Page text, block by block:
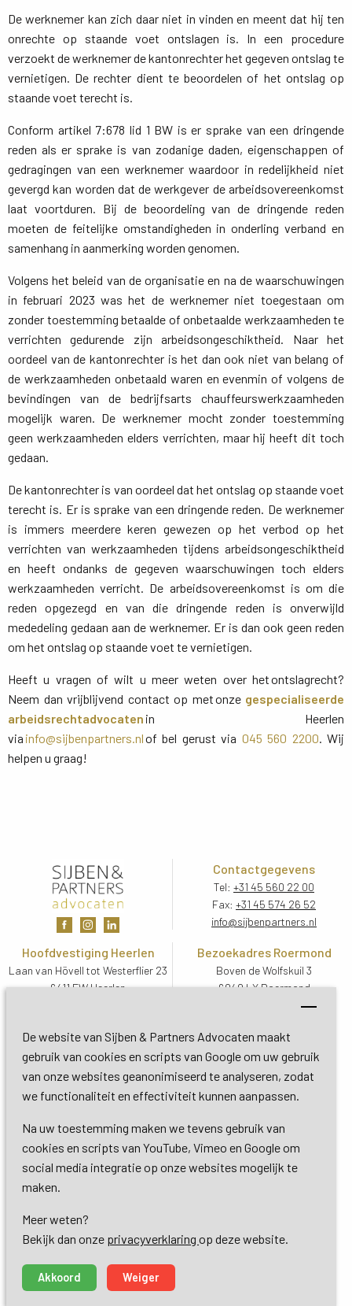
De website van Sijben & Partners Advocaten maakt
gebruik van cookies en scripts van Google om uw gebruik
van onze websites geanonimiseerd te analyseren, zodat
we functionaliteit en effectiviteit kunnen aanpassen.
Na uw toestemming maken we tevens gebruik van
cookies en scripts van YouTube, Vimeo en Google om
social media integratie op onze websites mogelijk te
maken.
Meer weten?
Bekijk dan onze privacyverklaring op deze website.
Akkoord Weiger
De werknemer kan zich daar niet in vinden en meent dat hij ten
onrechte op staande voet ontslagen is. In een procedure
verzoekt de werknemer de kantonrechter het gegeven ontslag te
vernietigen. De rechter dient te beoordelen of het ontslag op
staande voet terecht is.
Conform artikel 7:678 lid 1 BW is er sprake van een dringende
reden als er sprake is van zodanige daden, eigenschappen of
gedragingen van een werknemer waardoor in redelijkheid niet
gevergd kan worden dat de werkgever de arbeidsovereenkomst
laat voortduren. Bij de beoordeling van de dringende reden
moeten de feitelijke omstandigheden in onderling verband en
samenhang in aanmerking worden genomen.
Volgens het beleid van de organisatie en na de waarschuwingen
in februari 2023 was het de werknemer niet toegestaan om
zonder toestemming betaalde of onbetaalde werkzaamheden te
verrichten gedurende zijn arbeidsongeschiktheid. Naar het
oordeel van de kantonrechter is het dan ook niet van belang of
de werkzaamheden onbetaald waren en evenmin of volgens de
bevindingen van de bedrijfsarts chauffeurswerkzaamheden
mogelijk waren. De werknemer mocht zonder toestemming
geen werkzaamheden elders verrichten, maar hij heeft dit toch
gedaan.
De kantonrechter is van oordeel dat het ontslag op staande voet
terecht is. Er is sprake van een dringende reden. De werknemer
is immers meerdere keren gewezen op het verbod op het
verrichten van werkzaamheden tijdens arbeidsongeschiktheid
en heeft ondanks de gegeven waarschuwingen toch elders
werkzaamheden verricht. De arbeidsovereenkomst is om die
reden opgezegd en van die dringende reden is onverwijld
mededeling gedaan aan de werknemer. Er is dan ook geen reden
om het ontslag op staande voet te vernietigen.
Heeft u vragen of wilt u meer weten over het ontslagrecht?
Neem dan vrijblijvend contact op met onze gespecialiseerde
arbeidsrechtadvocaten in Heerlen
via info@sijbenpartners.nlof bel gerust via 045 560 2200. Wij
helpen u graag!
Contactgegevens
Tel: +31 45 560 22 00
Fax: +31 45 574 26 52
info@sijbenpartners.nl
Hoofdvestiging Heerlen
Laan van Hövell tot Westerflier 23
6411 EW Heerlen
Bezoekadres Roermond
Boven de Wolfskuil 3
6049 LX Roermond
Routebeschrijving
Bezoekadres De Bilt
Soestdijkseweg Zuid 13
3732 HC De Bilt (Utrecht)
Copyright 2026 © Sijben & Partners
Dienstverlening